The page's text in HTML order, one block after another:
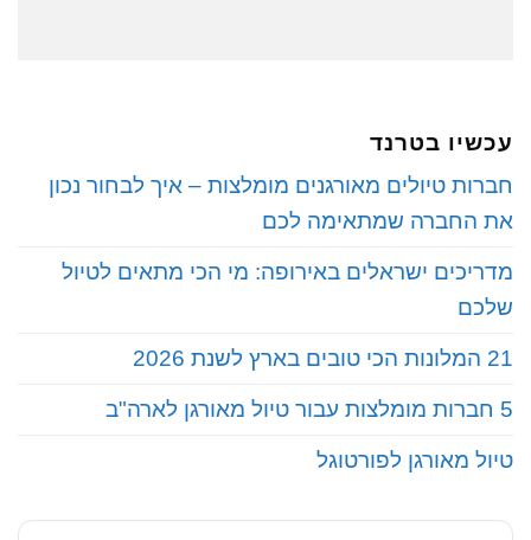
עכשיו בטרנד
חברות טיולים מאורגנים מומלצות – איך לבחור נכון
את החברה שמתאימה לכם
מדריכים ישראלים באירופה: מי הכי מתאים לטיול
שלכם
21 המלונות הכי טובים בארץ לשנת 2026
5 חברות מומלצות עבור טיול מאורגן לארה"ב
טיול מאורגן לפורטוגל